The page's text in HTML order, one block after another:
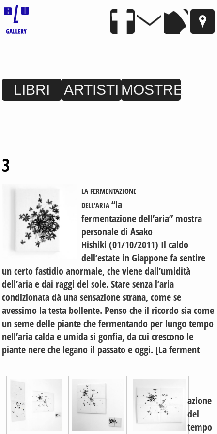
LIBRI ARTISTI MOSTRE
3
LA FERMENTAZIONE
DELL’ARIA“la
fermentazione dell’aria” mostra
personale di Asako
Hishiki (01/10/2011) Il caldo
dell’estate in Giappone fa sentire
un certo fastidio anormale, che viene dall’umidità
dell’aria e dai raggi del sole. Stare senza l’aria
condizionata dà una sensazione strana, come se
avessimo la testa bollente. Penso che il ricordo sia come
un seme delle piante che fermentando per lungo tempo
nell’aria calda e umida si gonfia, da cui crescono le
piante nere che legano il passato e oggi. [La ferment
azione
del
tempo